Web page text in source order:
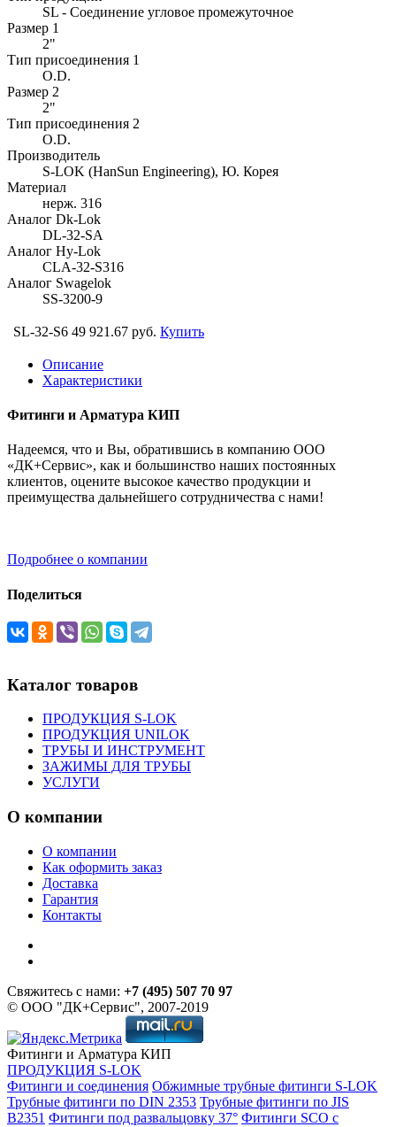
SL - Соединение угловое промежуточное
Размер 1
2"
Тип присоединения 1
O.D.
Размер 2
2"
Тип присоединения 2
O.D.
Производитель
S-LOK (HanSun Engineering), Ю. Корея
Материал
нерж. 316
Аналог Dk-Lok
DL-32-SA
Аналог Hy-Lok
CLA-32-S316
Аналог Swagelok
SS-3200-9
SL-32-S6 49 921.67 руб. Купить
Описание
Характеристики
Фитинги и Арматура КИП
Надеемся, что и Вы, обратившись в компанию ООО
«ДК+Сервис», как и большинство наших постоянных
клиентов, оцените высокое качество продукции и
преимущества дальнейшего сотрудничества с нами!
Подробнее о компании
Поделиться
Каталог товаров
ПРОДУКЦИЯ S-LOK
ПРОДУКЦИЯ UNILOK
ТРУБЫ И ИНСТРУМЕНТ
ЗАЖИМЫ ДЛЯ ТРУБЫ
УСЛУГИ
О компании
О компании
Как оформить заказ
Доставка
Гарантия
Контакты
Свяжитесь с нами: +7 (495) 507 70 97
© ООО "ДК+Сервис", 2007-2019
Фитинги и Арматура КИП
ПРОДУКЦИЯ S-LOK
Фитинги и соединения Обжимные трубные фитинги S-LOK
Трубные фитинги по DIN 2353 Трубные фитинги по JIS
B2351 Фитинги под развальцовку 37° Фитинги SCO с